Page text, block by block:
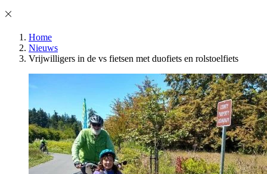
Home
Nieuws
Vrijwilligers in de vs fietsen met duofiets en rolstoelfiets